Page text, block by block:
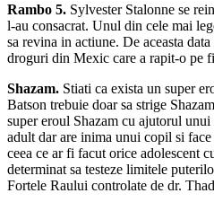
Rambo 5. Sylvester Stalonne se
l-au consacrat. Unul din cele mai
sa revina in actiune. De aceasta
droguri din Mexic care a rapit-o pe
Shazam. Stiati ca exista un super
Batson trebuie doar sa strige
super eroul Shazam cu ajutorul
adult dar are inima unui copil si
ceea ce ar fi facut orice adolescent
determinat sa testeze limitele
Fortele Raului controlate de dr.